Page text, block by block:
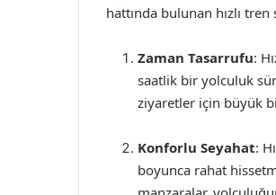
hattında bulunan hızlı
Zaman Tasarrufu:
saatlik bir yolculuk
ziyaretler için büyük
Konforlu Seyahat:
boyunca rahat